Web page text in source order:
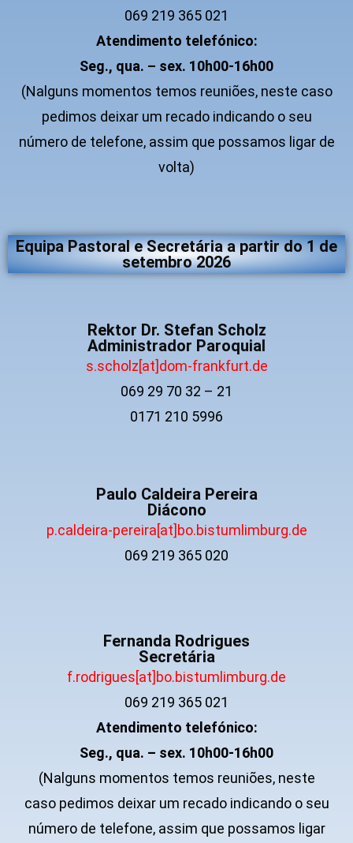
069 219 365 021
Atendimento telefónico:
Seg., qua. – sex. 10h00-16h00
(Nalguns momentos temos reuniões, neste caso
pedimos deixar um recado indicando o seu
número de telefone, assim que possamos ligar de
volta)
Equipa Pastoral e Secretária a partir do 1 de
setembro 2026
Rektor Dr. Stefan Scholz
Administrador Paroquial
s.scholz[at]dom-frankfurt.de
069 29 70 32 – 21
0171 210 5996
Paulo Caldeira Pereira
Diácono
p.caldeira-pereira[at]bo.bistumlimburg.de
069 219 365 020
Fernanda Rodrigues
Secretária
f.rodrigues[at]bo.bistumlimburg.de
069 219 365 021
Atendimento telefónico:
Seg., qua. – sex. 10h00-16h00
(Nalguns momentos temos reuniões, neste
caso pedimos deixar um recado indicando o seu
número de telefone, assim que possamos ligar